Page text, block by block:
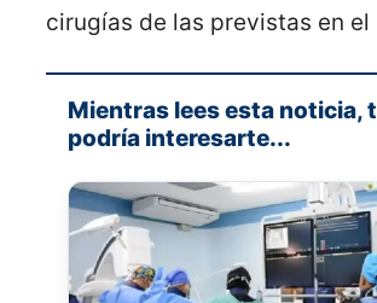
cirugías de las previstas en el
Mientras lees esta noticia,
podría interesarte...